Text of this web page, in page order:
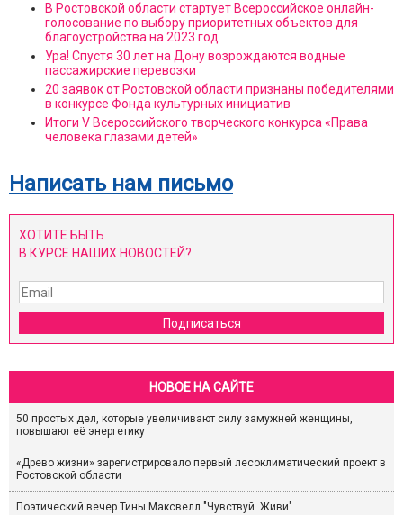
В Ростовской области стартует Всероссийское онлайн-
голосование по выбору приоритетных объектов для
благоустройства на 2023 год
Ура! Спустя 30 лет на Дону возрождаются водные
пассажирские перевозки
20 заявок от Ростовской области признаны победителями
в конкурсе Фонда культурных инициатив
Итоги V Всероссийского творческого конкурса «Права
человека глазами детей»
Написать нам письмо
ХОТИТЕ БЫТЬ
В КУРСЕ НАШИХ НОВОСТЕЙ?
Подписаться
НОВОЕ НА САЙТЕ
50 простых дел, которые увеличивают силу замужней женщины,
повышают её энергетику
«Древо жизни» зарегистрировало первый лесоклиматический проект в
Ростовской области
Поэтический вечер Тины Максвелл "Чувствуй. Живи"